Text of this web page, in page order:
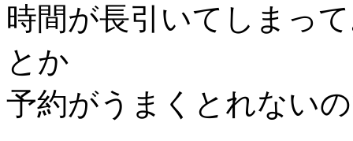
時間が長引いてしまっ
とか
予約がうまくとれない